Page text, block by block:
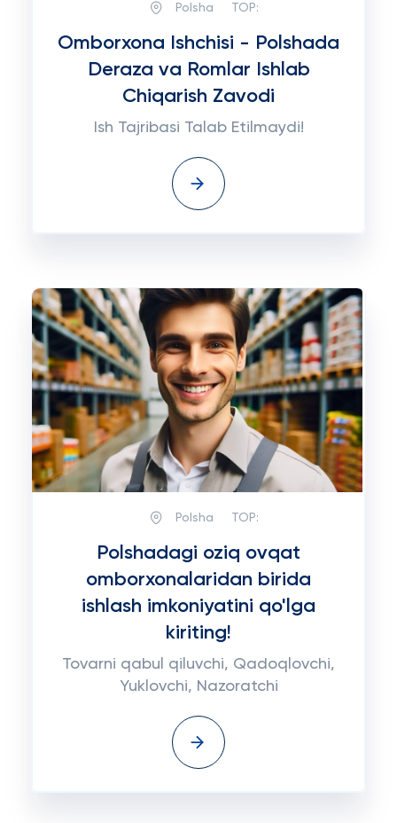
Polsha TOP:
Omborxona Ishchisi - Polshada
Deraza va Romlar Ishlab
Chiqarish Zavodi
Ish Tajribasi Talab Etilmaydi!
Polsha TOP:
Polshadagi oziq ovqat
omborxonalaridan birida
ishlash imkoniyatini qo'lga
kiriting!
Tovarni qabul qiluvchi, Qadoqlovchi,
Yuklovchi, Nazoratchi